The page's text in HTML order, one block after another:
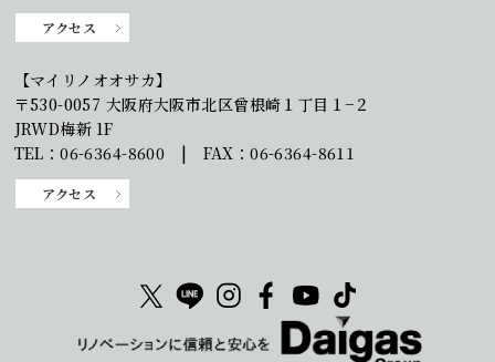
アクセス
【マイリノオオサカ】
〒530-0057 大阪府大阪市北区曾根崎１丁目１−２
JRWD梅新 1F
TEL：06-6364-8600 | FAX：06-6364-8611
アクセス